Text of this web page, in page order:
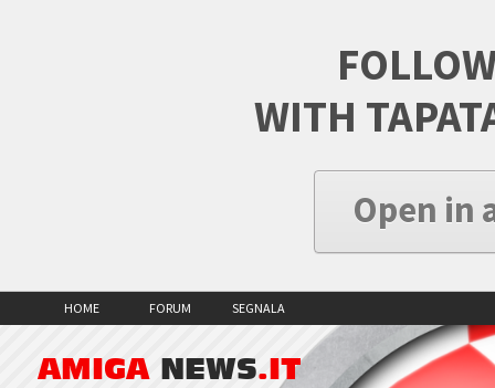
WITH
Open in
HOME FORUM SEGNALA
AMIGA NEWS.IT